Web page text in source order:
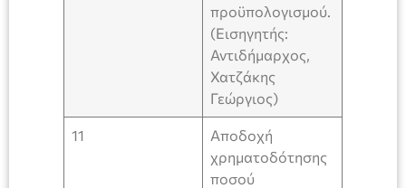
προϋπολογισμού.
(Εισηγητής:
Αντιδήμαρχος,
Χατζάκης
Γεώργιος)
11
Αποδοχή
χρηματοδότησης
ποσού